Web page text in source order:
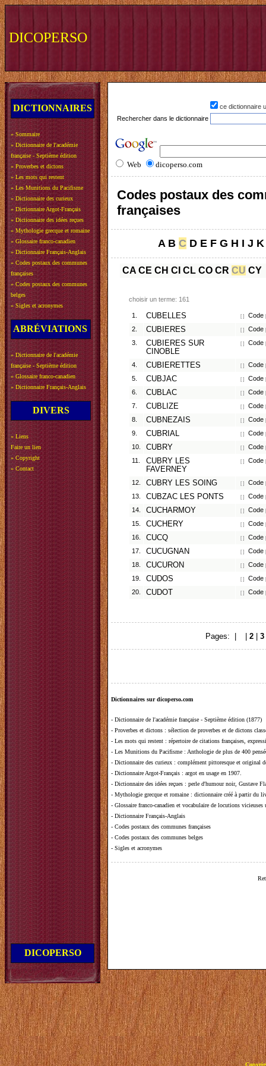
DICOPERSO
DICTIONNAIRES
» Sommaire
» Dictionnaire de l'académie
française - Septième édition
» Proverbes et dictons
» Les mots qui restent
» Les Munitions du Pacifisme
» Dictionnaire des curieux
» Dictionnaire Argot-Français
» Dictionnaire des idées reçues
» Mythologie grecque et romaine
» Glossaire franco-canadien
» Dictionnaire Français-Anglais
» Codes postaux des communes
françaises
» Codes postaux des communes
belges
» Sigles et acronymes
ABRÉVIATIONS
» Dictionnaire de l'académie
française - Septième édition
» Glossaire franco-canadien
» Dictionnaire Français-Anglais
DIVERS
» Liens
Faire un lien
» Copyright
» Contact
DICOPERSO
ce dictionnaire
Rechercher dans le dictionnaire
Web dicoperso.com
Codes postaux des
françaises
A B C D E F G H I J K
CA CE CH CI CL CO CR CU CY
choisir un terme: 161
1. CUBELLES [ ]
Code
2.
CUBIERES [ ]
Code
3.
CUBIERES SUR
CINOBLE
[ ] Code
4. CUBIERETTES [ ]
Code
5.
CUBJAC [ ]
Code
6.
CUBLAC [ ]
Code
7.
CUBLIZE [ ]
Code
8.
CUBNEZAIS [ ]
Code
9.
CUBRIAL [ ]
Code
10.
CUBRY [ ]
Code
11.
CUBRY LES
FAVERNEY
[ ] Code
12. CUBRY LES SOING [ ]
Code
13.
CUBZAC LES PONTS [ ]
Code
14.
CUCHARMOY [ ]
Code
15.
CUCHERY [ ]
Code
16.
CUCQ [ ]
Code
17.
CUCUGNAN [ ]
Code
18.
CUCURON [ ]
Code
19.
CUDOS [ ]
Code
20.
CUDOT [ ] Code
Pages: | 2 3
Dictionnaires sur dicoperso.com
- Dictionnaire de l'académie française - Septième édition (1877)
- Proverbes et dictons : sélection de proverbes et de dictons
- Les mots qui restent : répertoire de citations françaises,
- Les Munitions du Pacifisme : Anthologie de plus de 400
- Dictionnaire des curieux : complément pittoresque et original
- Dictionnaire Argot-Français : argot en usage en 1907.
- Dictionnaire des idées reçues : perle d'humour noir, Gustave
- Mythologie grecque et romaine : dictionnaire créé à partir du
- Glossaire franco-canadien et vocabulaire de locutions vicieuses
- Dictionnaire Français-Anglais
- Codes postaux des communes françaises
- Codes postaux des communes belges
- Sigles et acronymes